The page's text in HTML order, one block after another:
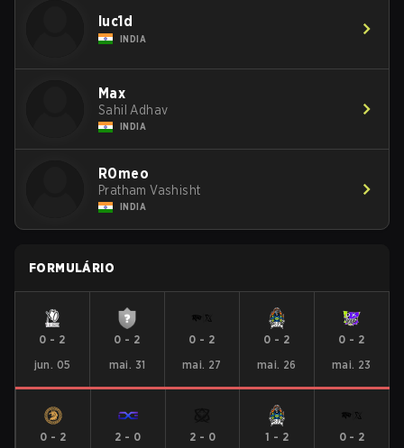
luc1d
INDIA
Max
Sahil Adhav
INDIA
R0meo
Pratham Vashisht
INDIA
FORMULÁRIO
0 - 2
jun. 05
0 - 2
mai. 31
0 - 2
mai. 27
0 - 2
mai. 26
0 - 2
mai. 23
0 - 2
2 - 0
2 - 0
1 - 2
0- 2